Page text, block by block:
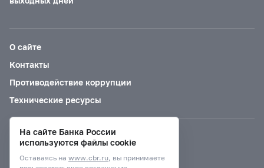
О сайте
Контакты
Противодействие коррупции
Технические ресурсы
Версия для слабовидящих
На сайте Банка России
используются файлы cookie
Оставаясь на www.cbr.ru, вы принимаете